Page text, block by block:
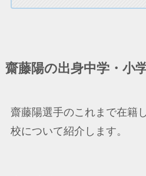
齋藤陽の出身中学・小
齋藤陽選手のこれまで在籍
校について紹介します。